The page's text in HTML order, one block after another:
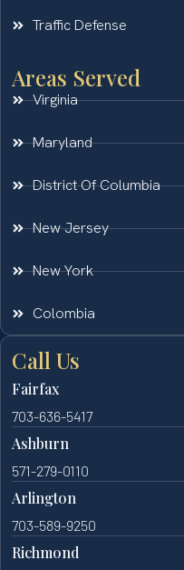
Traffic Defense
Areas Served
Virginia
Maryland
District Of Columbia
New Jersey
New York
Colombia
Call Us
Fairfax
703-636-5417
Ashburn
571-279-0110
Arlington
703-589-9250
Richmond